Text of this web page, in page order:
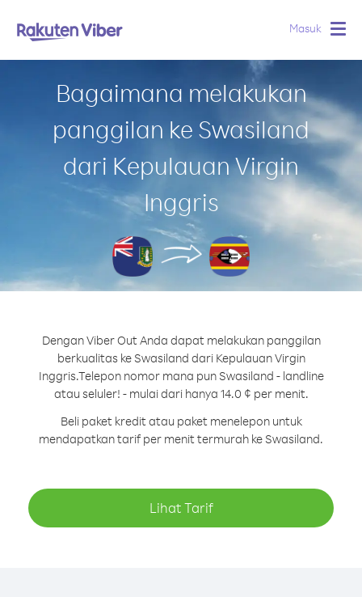
Masuk
Bagaimana melakukan
panggilan ke Swasiland
dari Kepulauan Virgin
Inggris
Dengan Viber Out Anda dapat melakukan panggilan
berkualitas ke Swasiland dari Kepulauan Virgin
Inggris.Telepon nomor mana pun Swasiland - landline
atau seluler! - mulai dari hanya 14.0 ¢ per menit.
Beli paket kredit atau paket menelepon untuk
mendapatkan tarif per menit termurah ke Swasiland.
Lihat Tarif